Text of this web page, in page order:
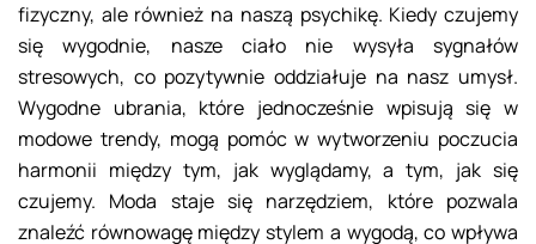
fizyczny, ale również na naszą psychikę. Kiedy czujemy
się wygodnie, nasze ciało nie wysyła sygnałów
stresowych, co pozytywnie oddziałuje na nasz umysł.
Wygodne ubrania, które jednocześnie wpisują się w
modowe trendy, mogą pomóc w wytworzeniu poczucia
harmonii między tym, jak wyglądamy, a tym, jak się
czujemy. Moda staje się narzędziem, które pozwala
znaleźć równowagę między stylem a wygodą, co wpływa